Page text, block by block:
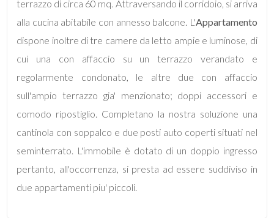
terrazzo di circa 60 mq. Attraversando il corridoio, si arriva
alla cucina abitabile con annesso balcone. L'Appartamento
dispone inoltre di tre camere da letto ampie e luminose, di
cui una con affaccio su un terrazzo verandato e
regolarmente condonato, le altre due con affaccio
sull'ampio terrazzo gia' menzionato; doppi accessori e
comodo ripostiglio. Completano la nostra soluzione una
cantinola con soppalco e due posti auto coperti situati nel
seminterrato. L'immobile è dotato di un doppio ingresso
pertanto, all'occorrenza, si presta ad essere suddiviso in
due appartamenti piu' piccoli.
Locali
minimi